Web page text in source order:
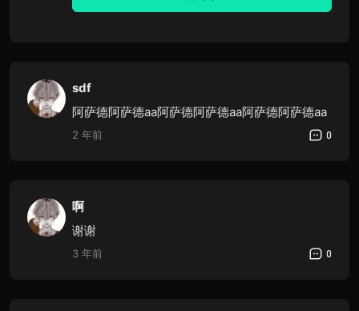
sdf
阿萨德阿萨德aa阿萨德阿萨德aa阿萨德阿萨德aa
2 年前 0
啊
谢谢
3 年前 0